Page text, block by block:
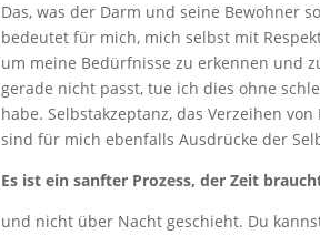
Das, was der Darm und seine Bewohner
bedeutet für mich, mich selbst mit
um meine Bedürfnisse zu erkennen und
gerade nicht passt, tue ich dies ohne
habe. Selbstakzeptanz, das Verzeihen
sind für mich ebenfalls Ausdrücke der
Es ist ein sanfter Prozess, der Zeit
und nicht über Nacht geschieht. Du